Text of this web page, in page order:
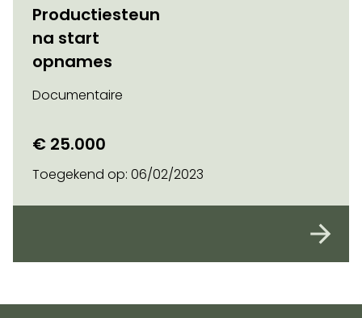
Productiesteun
na start
opnames
Documentaire
€ 25.000
Toegekend op: 06/02/2023